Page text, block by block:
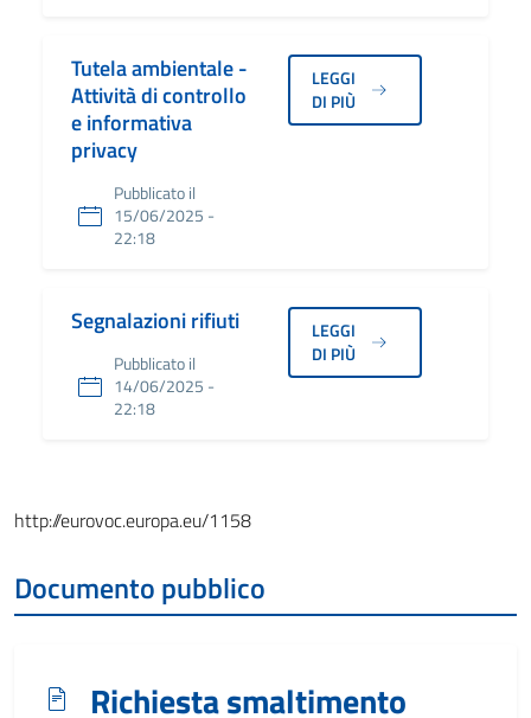
Tutela ambientale -
Attività di controllo
e informativa
privacy
Pubblicato il
15/06/2025 -
22:18
LEGGI
DI PIÙ
Segnalazioni rifiuti
Pubblicato il
14/06/2025 -
22:18
LEGGI
DI PIÙ
Link a EuroVoc
http://eurovoc.europa.eu/1158
Documento pubblico
Richiesta smaltimento